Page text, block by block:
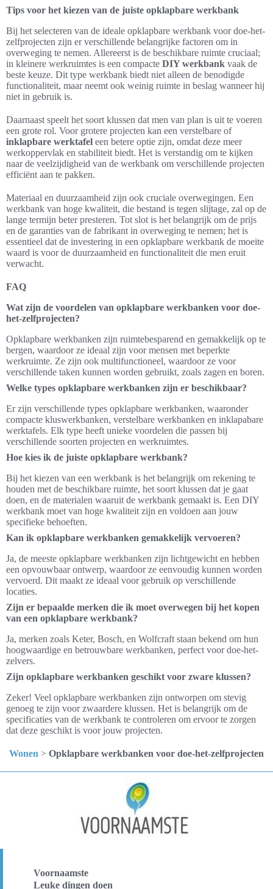
Tips voor het kiezen van de juiste opklapbare werkbank
Bij het selecteren van de ideale opklapbare werkbank voor doe-het-
zelfprojecten zijn er verschillende belangrijke factoren om in
overweging te nemen. Allereerst is de beschikbare ruimte cruciaal;
in kleinere werkruimtes is een compacte DIY werkbank vaak de
beste keuze. Dit type werkbank biedt niet alleen de benodigde
functionaliteit, maar neemt ook weinig ruimte in beslag wanneer hij
niet in gebruik is.
Daarnaast speelt het soort klussen dat men van plan is uit te voeren
een grote rol. Voor grotere projecten kan een verstelbare of
inklapbare werktafel een betere optie zijn, omdat deze meer
werkoppervlak en stabiliteit biedt. Het is verstandig om te kijken
naar de veelzijdigheid van de werkbank om verschillende projecten
efficiënt aan te pakken.
Materiaal en duurzaamheid zijn ook cruciale overwegingen. Een
werkbank van hoge kwaliteit, die bestand is tegen slijtage, zal op de
lange termijn beter presteren. Tot slot is het belangrijk om de prijs
en de garanties van de fabrikant in overweging te nemen; het is
essentieel dat de investering in een opklapbare werkbank de moeite
waard is voor de duurzaamheid en functionaliteit die men eruit
verwacht.
FAQ
Wat zijn de voordelen van opklapbare werkbanken voor doe-
het-zelfprojecten?
Opklapbare werkbanken zijn ruimtebesparend en gemakkelijk op te
bergen, waardoor ze ideaal zijn voor mensen met beperkte
werkruimte. Ze zijn ook multifunctioneel, waardoor ze voor
verschillende taken kunnen worden gebruikt, zoals zagen en boren.
Welke types opklapbare werkbanken zijn er beschikbaar?
Er zijn verschillende types opklapbare werkbanken, waaronder
compacte kluswerkbanken, verstelbare werkbanken en inklapa­bare
werktafels. Elk type heeft unieke voordelen die passen bij
verschillende soorten projecten en werkruimtes.
Hoe kies ik de juiste opklapbare werkbank?
Bij het kiezen van een werkbank is het belangrijk om rekening te
houden met de beschikbare ruimte, het soort klussen dat je gaat
doen, en de materialen waaruit de werkbank gemaakt is. Een DIY
werkbank moet van hoge kwaliteit zijn en voldoen aan jouw
specifieke behoeften.
Kan ik opklapbare werkbanken gemakkelijk vervoeren?
Ja, de meeste opklapbare werkbanken zijn lichtgewicht en hebben
een opvouwbaar ontwerp, waardoor ze eenvoudig kunnen worden
vervoerd. Dit maakt ze ideaal voor gebruik op verschillende
locaties.
Zijn er bepaalde merken die ik moet overwegen bij het kopen
van een opklapbare werkbank?
Ja, merken zoals Keter, Bosch, en Wolfcraft staan bekend om hun
hoogwaardige en betrouwbare werkbanken, perfect voor doe-het-
zelvers.
Zijn opklapbare werkbanken geschikt voor zware klussen?
Zeker! Veel opklapbare werkbanken zijn ontworpen om stevig
genoeg te zijn voor zwaardere klussen. Het is belangrijk om de
specificaties van de werkbank te controleren om ervoor te zorgen
dat deze geschikt is voor jouw projecten.
Wonen > Opklapbare werkbanken voor doe-het-zelfprojecten
Voornaamste
Leuke dingen doen